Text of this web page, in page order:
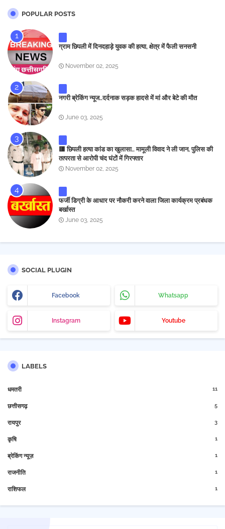
POPULAR POSTS
ग्राम छिपली में दिनदहाड़े युवक की हत्या, क्षेत्र में फैली सनसनी
November 02, 2025
नगरी ब्रेकिंग न्यूज..दर्दनाक सड़क हादसे में मां और बेटे की मौत
June 03, 2025
🟥 छिपली हत्या कांड का खुलासा.. मामूली विवाद ने ली जान, पुलिस की
तत्परता से आरोपी चंद घंटों में गिरफ्तार
November 02, 2025
फर्जी डिग्री के आधार पर नौकरी करने वाला जिला कार्यक्रम प्रबंधक
बर्खास्त
June 03, 2025
SOCIAL PLUGIN
Facebook Whatsapp
Instagram Youtube
LABELS
धमतरी 11
छत्तीसगढ़ 5
रायपुर 3
कृषि 1
ब्रेकिंग न्यूज़ 1
राजनीति 1
राशिफल 1